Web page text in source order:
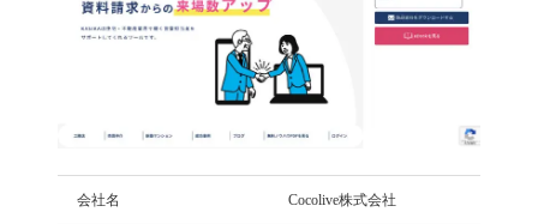
会社名 Cocolive株式会社